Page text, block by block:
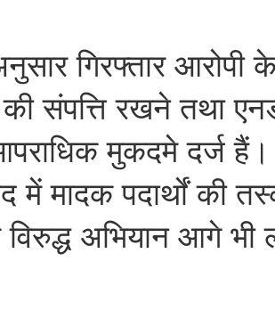
गिरफ्तार आरोपी के
की संपत्ति रखने तथा
मुकदमे दर्ज
में मादक पदार्थों की
विरुद्ध अभियान आगे भी